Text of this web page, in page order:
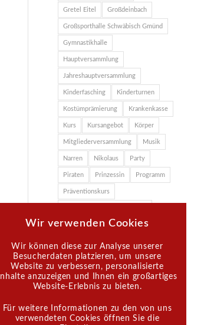
Gretel Eitel Großdeinbach
Großsporthalle Schwäbisch Gmünd
Gymnastikhalle
Hauptversammlung
Jahreshauptversammlung
Kinderfasching Kinderturnen
Kostümprämierung Krankenkasse
Kurs Kursangebot Körper
Mitgliederversammlung Musik
Narren Nikolaus Party
Piraten Prinzessin Programm
Präventionskurs
Spaß Sport
TSV TSV-Halle
TSV Großdeinbach Ute Meinke
Vereinsgaststätte Vorstand
Zauberer Zertifizierter Kurs
Wir verwenden Cookies
Wir können diese zur Analyse unserer
Besucherdaten platzieren, um unsere
Website zu verbessern, personalisierte
Inhalte anzuzeigen und Ihnen ein großartiges
Website-Erlebnis zu bieten.
Für weitere Informationen zu den von uns
verwendeten Cookies öffnen Sie die